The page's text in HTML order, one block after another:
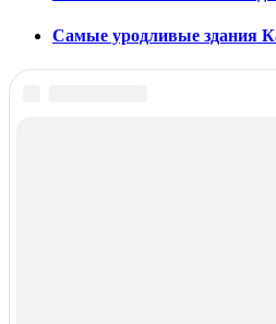
Самые уродливые здания